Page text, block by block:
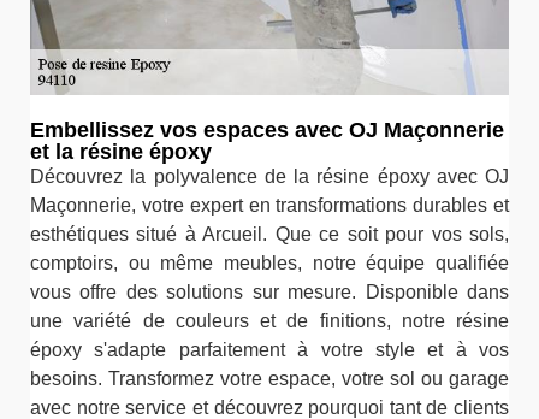
Embellissez vos espaces avec OJ Maçonnerie
et la résine époxy
Découvrez la polyvalence de la résine époxy avec OJ
Maçonnerie, votre expert en transformations durables et
esthétiques situé à Arcueil. Que ce soit pour vos sols,
comptoirs, ou même meubles, notre équipe qualifiée
vous offre des solutions sur mesure. Disponible dans
une variété de couleurs et de finitions, notre résine
époxy s'adapte parfaitement à votre style et à vos
besoins. Transformez votre espace, votre sol ou garage
avec notre service et découvrez pourquoi tant de clients